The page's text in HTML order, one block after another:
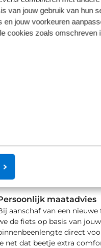
van jouw gebruik van hun
jouw voorkeuren
cookies zoals omschreven
Schijfremmen
van de leverancier. Op
maatadvies
aanschaf van een
de fiets op basis van
direct
net dat beetje extra